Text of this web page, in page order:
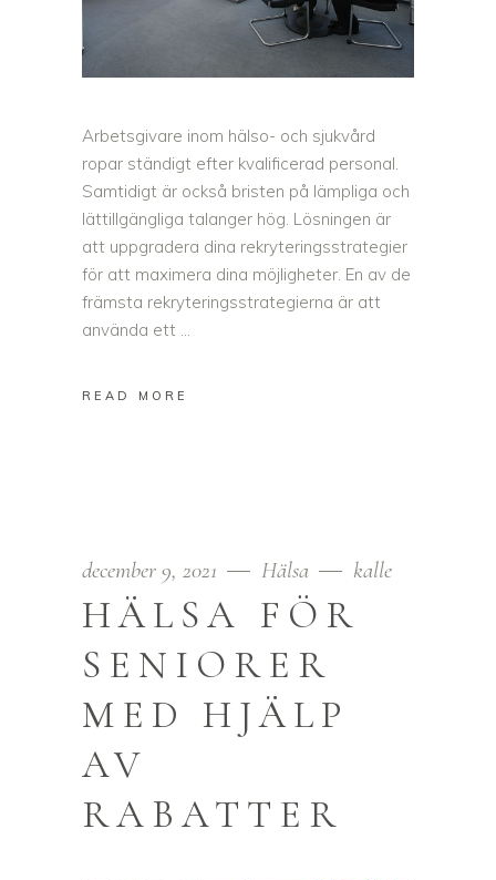
Arbetsgivare inom hälso- och sjukvård
ropar ständigt efter kvalificerad personal.
Samtidigt är också bristen på lämpliga och
lättillgängliga talanger hög. Lösningen är
att uppgradera dina rekryteringsstrategier
för att maximera dina möjligheter. En av de
främsta rekryteringsstrategierna är att
använda ett
READ MORE
december 9, 2021 Hälsa kalle
HÄLSA FÖR
SENIORER
MED HJÄLP
AV
RABATTER